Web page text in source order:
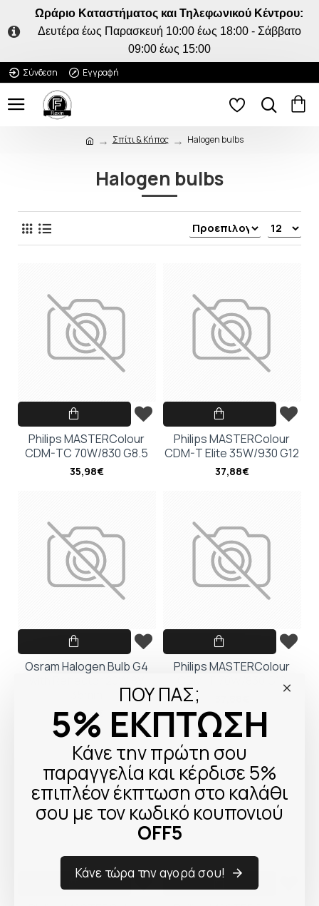
ΠΟΥ ΠΑΣ;
5% ΕΚΠΤΩΣΗ
Κάνε την πρώτη σου
παραγγελία και κέρδισε 5%
επιπλέον έκπτωση στο καλάθι
σου με τον κωδικό κουπονιού
OFF5
Κάνε τώρα την αγορά σου!
Ωράριο Καταστήματος και Τηλεφωνικού Κέντρου:
Δευτέρα έως Παρασκευή 10:00 έως 18:00 - Σάββατο
09:00 έως 15:00
Σύνδεση
Εγγραφή
Σπίτι & Κήπος Halogen bulbs
Halogen bulbs
Philips MASTERColour
CDM-TC 70W/830 G8.5
35,98€
Philips MASTERColour
CDM-T Elite 35W/930 G12
37,88€
Osram Halogen Bulb G4
21,98€
Philips MASTERColour
CDM-T 70W/830 G12